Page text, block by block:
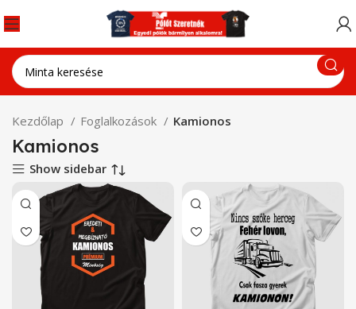
Kezdőlap Foglalkozások Kamionos
Kamionos
Show sidebar